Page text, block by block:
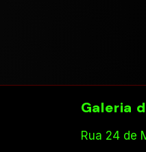
Galeria
Rua 24 de